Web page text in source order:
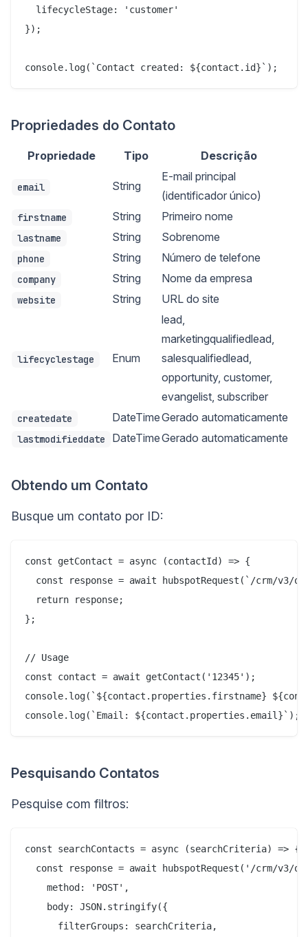
  lifecycleStage: 'customer'
});
Propriedades do Contato
Propriedade Tipo Descrição
email String
E-mail principal
(identificador único)
firstname String Primeiro nome
lastname String Sobrenome
phone String Número de telefone
company String Nome da empresa
website String URL do site
lifecyclestage Enum
lead,
marketingqualifiedlead,
salesqualifiedlead,
opportunity, customer,
evangelist, subscriber
createdate DateTimeGerado automaticamente
lastmodifieddate DateTimeGerado automaticamente
Obtendo um Contato
Busque um contato por ID:
const getContact = async (contactId) => {
const response = await hubspotRequest(`/crm/v3/
  return response;
};
// Usage
const contact = await getContact('12345');
console.log(`${contact.properties.firstname}
Pesquisando Contatos
Pesquise com filtros:
const searchContacts = async (searchCriteria) => {
const response = await hubspotRequest('/crm/v3/
    method: 'POST',
    body: JSON.stringify({
      filterGroups: searchCriteria,